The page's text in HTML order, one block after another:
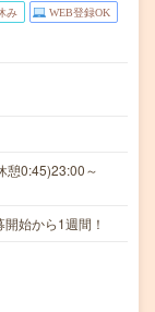
み WEB登録OK
憩0:45)23:00～
始から1週間！